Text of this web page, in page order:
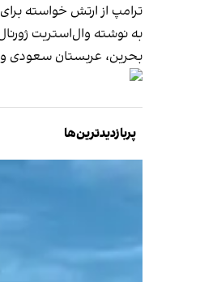
ترامپ از ارتش خواسته
به نوشته وال‌استریت
بحرین، عربستان سعودی
پربازدیدترین‌ها